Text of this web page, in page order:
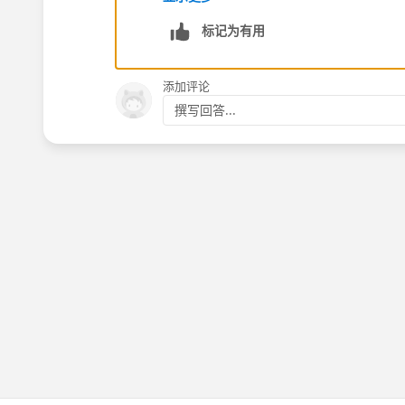
标记为有用
添加评论
撰写回答...